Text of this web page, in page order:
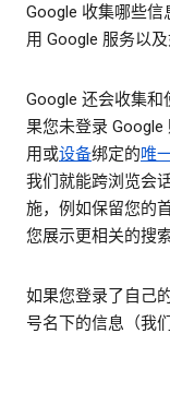
Google 收集哪些
用 Google 服务以
Google 还会收集
果您未登录
用或设备绑定的唯
我们就能跨浏览会
施，例如保留您的
您展示更相关的搜
如果您登录了自己
号名下的信息（我